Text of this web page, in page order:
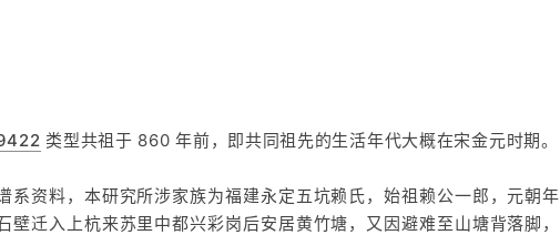
类型共祖于 860 年前，即共同祖先的生活年代大概在宋金元时期。
系资料，本研究所涉家族为福建永定五坑赖氏，始祖赖公一郎，元朝年
壁迁入上杭来苏里中都兴彩岗后安居黄竹塘，又因避难至山塘背落脚，